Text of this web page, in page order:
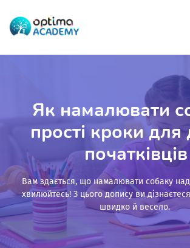
Як намалювати
прості кроки для
початківців
Вам здається, що намалювати собаку
хвилюйтесь! З цього допису ви
швидко й весело.